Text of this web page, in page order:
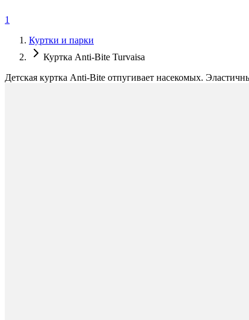
1
Куртки и парки
Куртка Anti-Bite Turvaisa
Детская куртка Anti-Bite отпугивает насекомых.